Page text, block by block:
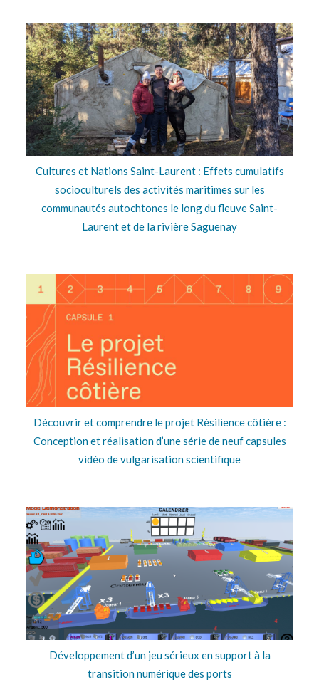
Cultures et Nations Saint-Laurent : Effets cumulatifs
socioculturels des activités maritimes sur les
communautés autochtones le long du fleuve Saint-
Laurent et de la rivière Saguenay
Découvrir et comprendre le projet Résilience côtière :
Conception et réalisation d’une série de neuf capsules
vidéo de vulgarisation scientifique
Développement d’un jeu sérieux en support à la
transition numérique des ports